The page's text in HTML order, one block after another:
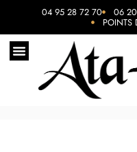
04 95 28 72 70 06
POINTS